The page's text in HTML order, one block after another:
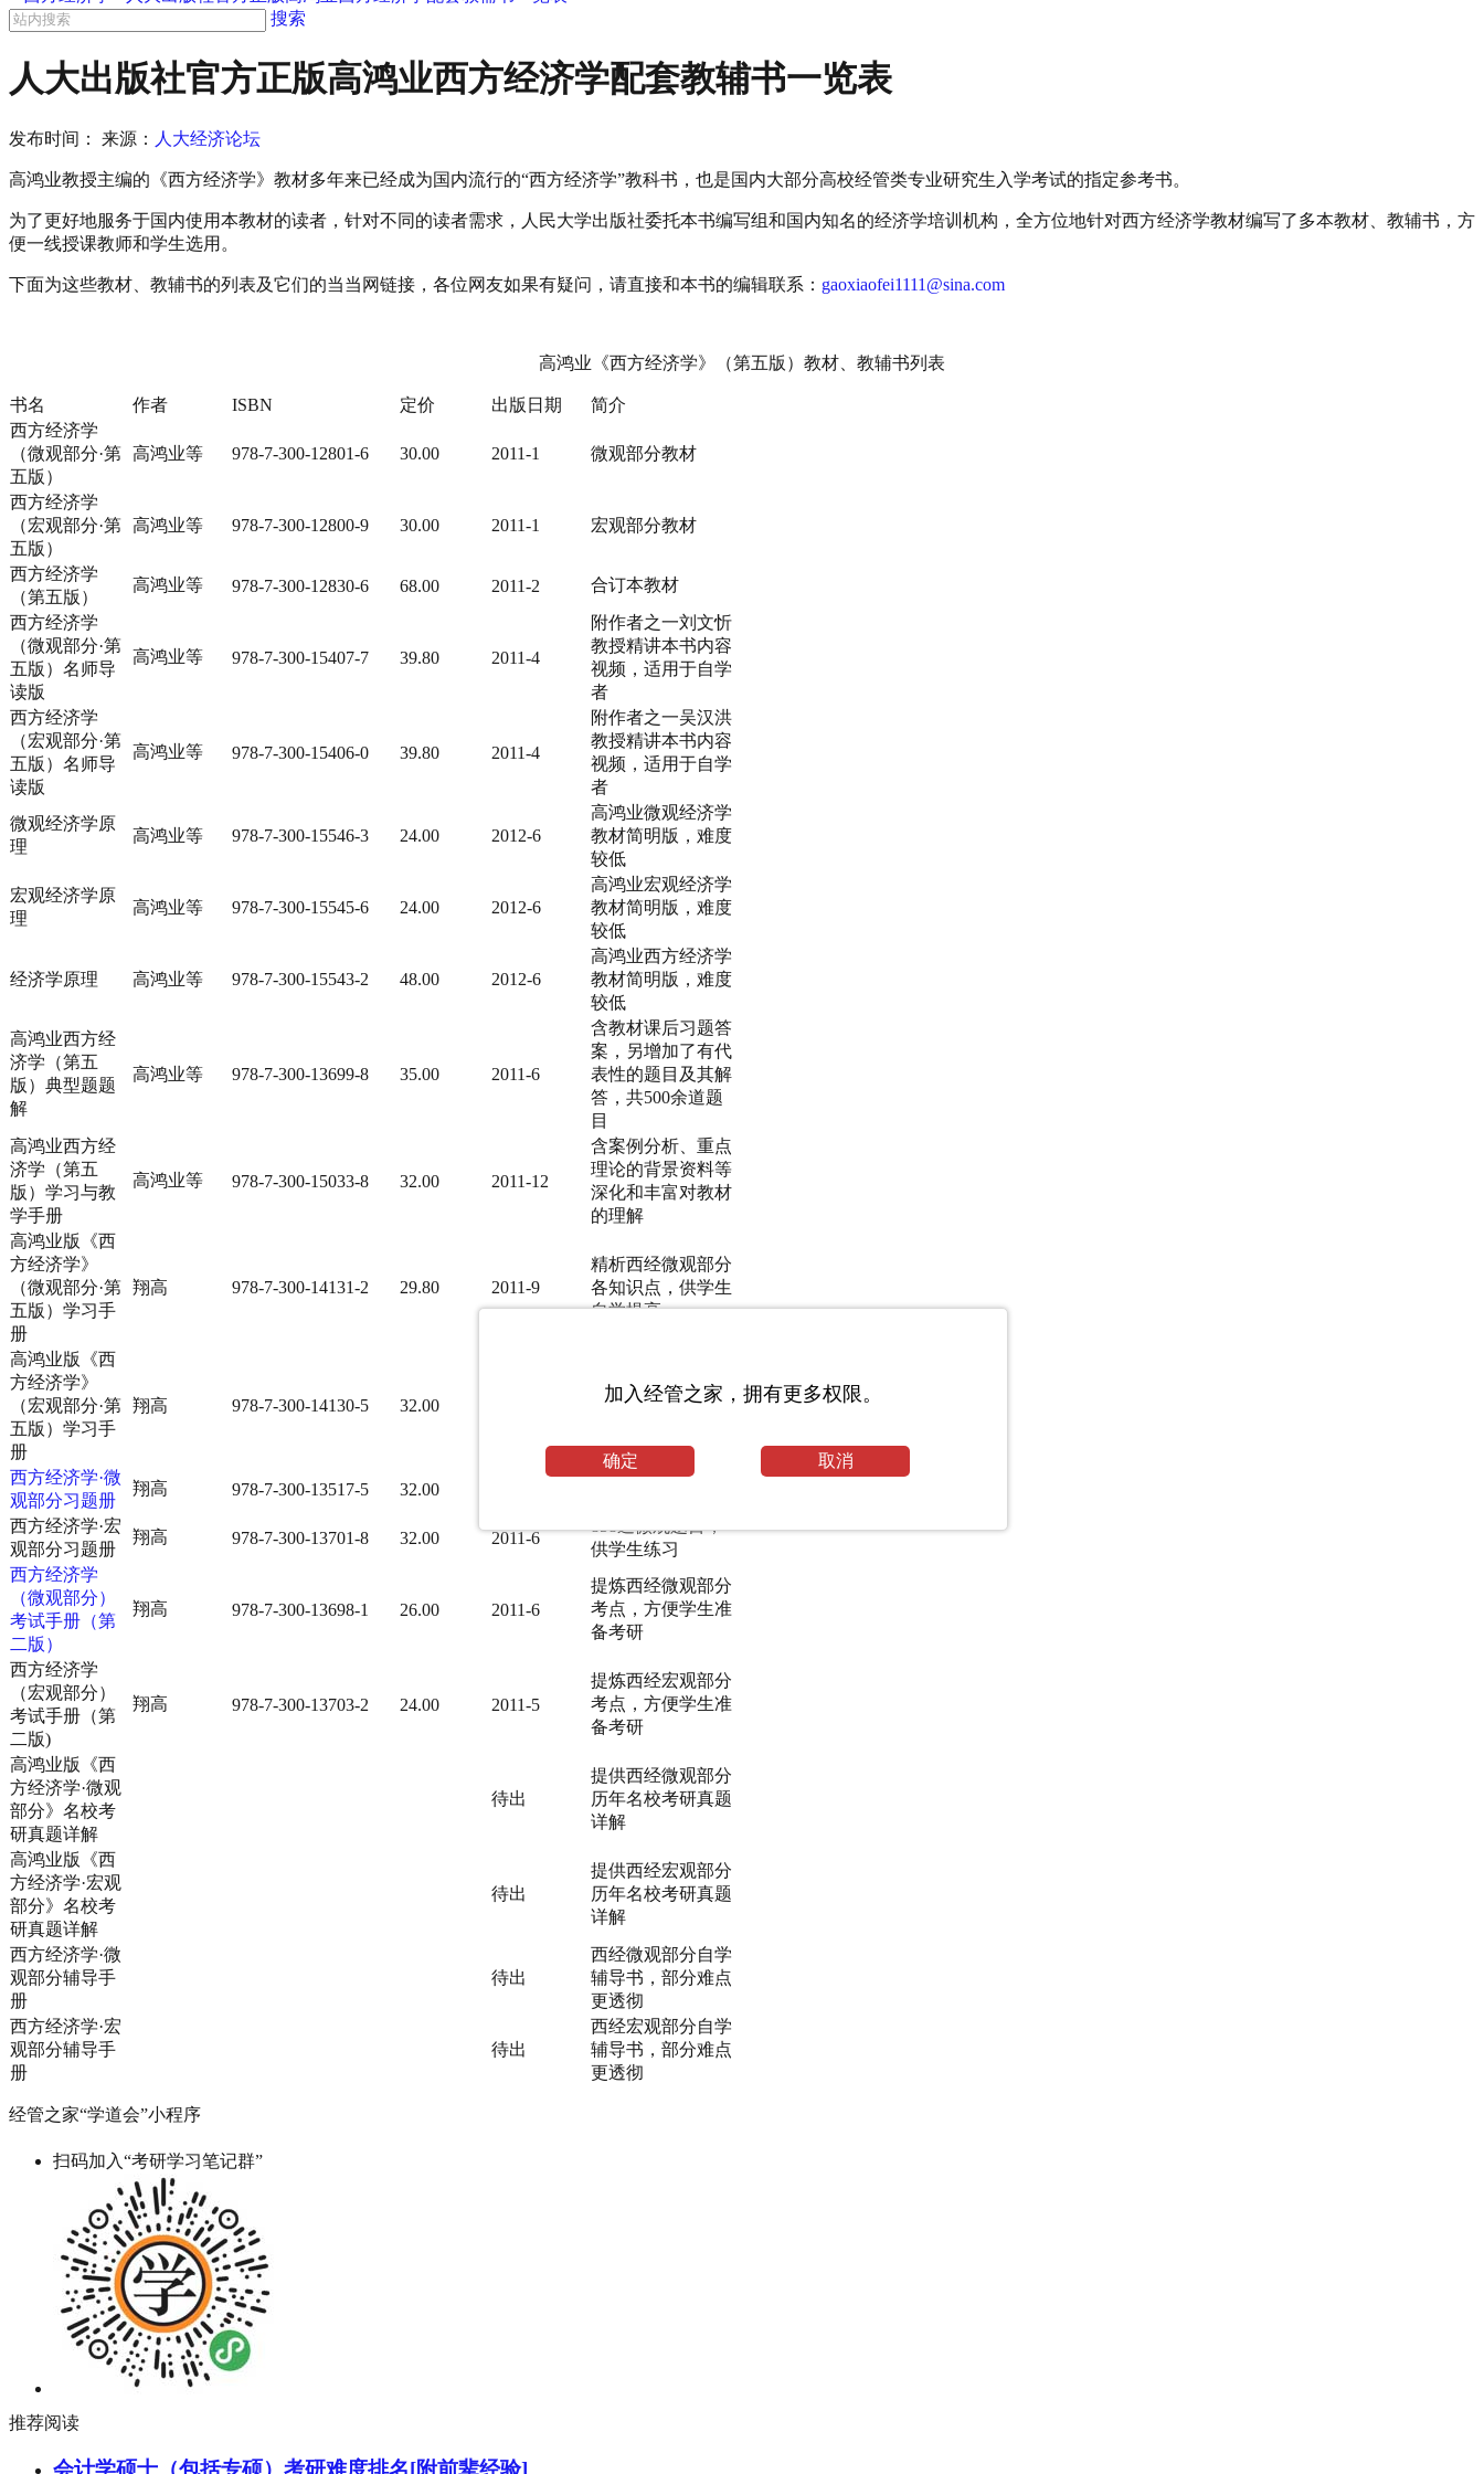
搜索
人大出版社官方正版高鸿业西方经济学配套教辅书一览表
发布时间： 来源： 人大经济论坛
高鸿业教授主编的《西方经济学》教材多年来已经成为国内流行的“西方经济学”教科书，也是国内大部分高校经管类专业研究生入学考试的指定参考书。
为了更好地服务于国内使用本教材的读者，针对不同的读者需求，人民大学出版社委托本书编写组和国内知名的经济学培训机构，全方位地针对西方经济学教材编写了多本教材、教辅书，方
便一线授课教师和学生选用。
下面为这些教材、教辅书的列表及它们的当当网链接，各位网友如果有疑问，请直接和本书的编辑联系： gaoxiaofei1111@sina.com
高鸿业《西方经济学》（第五版）教材、教辅书列表
书名 作者 ISBN 定价 出版日期
简介
西方经济学
（微观部分·第
五版）
高鸿业等 978-7-300-12801-6 30.00 2011-1 微观部分教材
西方经济学
（宏观部分·第
五版）
高鸿业等 978-7-300-12800-9 30.00 2011-1 宏观部分教材
西方经济学
（第五版）
高鸿业等 978-7-300-12830-6 68.00 2011-2
合订本教材
西方经济学
（微观部分·第
五版）名师导
读版
高鸿业等 978-7-300-15407-7 39.80 2011-4
附作者之一刘文忻
教授精讲本书内容
视频，适用于自学
者
西方经济学
（宏观部分·第
五版）名师导
读版
高鸿业等 978-7-300-15406-0 39.80 2011-4
附作者之一吴汉洪
教授精讲本书内容
视频，适用于自学
者
微观经济学原
理
高鸿业等 978-7-300-15546-3 24.00 2012-6
高鸿业微观经济学
教材简明版，难度
较低
宏观经济学原
理
高鸿业等 978-7-300-15545-6 24.00 2012-6
高鸿业宏观经济学
教材简明版，难度
较低
经济学原理 高鸿业等 978-7-300-15543-2 48.00 2012-6
高鸿业西方经济学
教材简明版，难度
较低
高鸿业西方经
济学（第五
版）典型题题
解
高鸿业等 978-7-300-13699-8 35.00 2011-6
含教材课后习题答
案，另增加了有代
表性的题目及其解
答，共500余道题
目
高鸿业西方经
济学（第五
版）学习与教
学手册
高鸿业等 978-7-300-15033-8 32.00 2011-12
含案例分析、重点
理论的背景资料等
深化和丰富对教材
的理解
高鸿业版《西
方经济学》
（微观部分·第
五版）学习手
册
翔高 978-7-300-14131-2 29.80 2011-9
精析西经微观部分
各知识点，供学生
自学提高
高鸿业版《西
方经济学》
（宏观部分·第
五版）学习手
册
翔高 978-7-300-14130-5 32.00
精析西经宏观部分
各知识点，供学生
西方经济学·微
观部分习题册
翔高 978-7-300-13517-5 32.00
932道微观题目，
西方经济学·宏
观部分习题册
翔高 978-7-300-13701-8 32.00 2011-6
858道微观题目，
供学生练习
西方经济学
（微观部分）
考试手册（第
二版）
翔高 978-7-300-13698-1 26.00 2011-6
提炼西经微观部分
考点，方便学生准
备考研
西方经济学
（宏观部分）
考试手册（第
二版)
翔高 978-7-300-13703-2 24.00 2011-5
提炼西经宏观部分
考点，方便学生准
备考研
高鸿业版《西
方经济学·微观
部分》名校考
研真题详解
待出
提供西经微观部分
历年名校考研真题
详解
高鸿业版《西
方经济学·宏观
部分》名校考
研真题详解
待出
提供西经宏观部分
历年名校考研真题
详解
西方经济学·微
观部分辅导手
册
待出
西经微观部分自学
辅导书，部分难点
更透彻
西方经济学·宏
观部分辅导手
册
待出
西经宏观部分自学
辅导书，部分难点
更透彻
经管之家“学道会”小程序
扫码加入“考研学习笔记群”
推荐阅读
会计学硕士（包括专硕）考研难度排名[附前辈经验]
加入经管之家，拥有更多权限。
确定 取消